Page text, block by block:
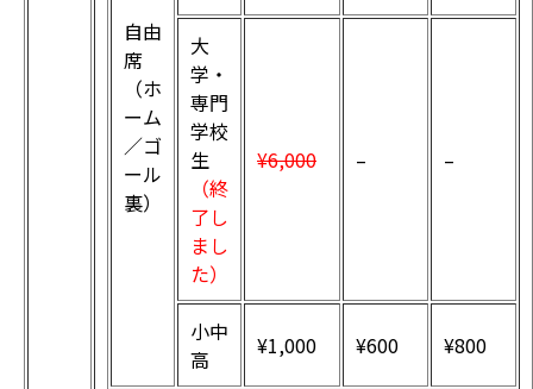
自由
席
（ホ
ーム
／ゴ
ール
裏）
大
学・
専門
学校
生
（終
了し
まし
た）
¥6,000 – –
小中
高
¥1,000 ¥600 ¥800